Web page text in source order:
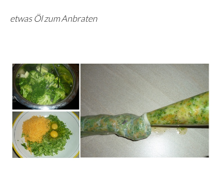
etwas Öl zum Anbraten